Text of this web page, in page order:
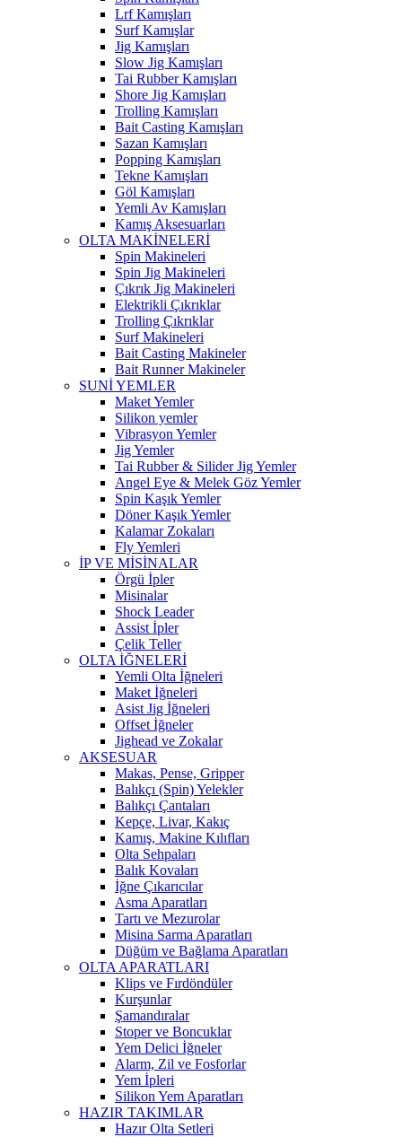
Lrf Kamışları
Surf Kamışlar
Jig Kamışları
Slow Jig Kamışları
Tai Rubber Kamışları
Shore Jig Kamışları
Trolling Kamışları
Bait Casting Kamışları
Sazan Kamışları
Popping Kamışları
Tekne Kamışları
Göl Kamışları
Yemli Av Kamışları
Kamış Aksesuarları
OLTA MAKİNELERİ
Spin Makineleri
Spin Jig Makineleri
Çıkrık Jig Makineleri
Elektrikli Çıkrıklar
Trolling Çıkrıklar
Surf Makineleri
Bait Casting Makineler
Bait Runner Makineler
SUNİ YEMLER
Maket Yemler
Silikon yemler
Vibrasyon Yemler
Jig Yemler
Tai Rubber & Silider Jig Yemler
Angel Eye & Melek Göz Yemler
Spin Kaşık Yemler
Döner Kaşık Yemler
Kalamar Zokaları
Fly Yemleri
İP VE MİSİNALAR
Örgü İpler
Misinalar
Shock Leader
Assist İpler
Çelik Teller
OLTA İĞNELERİ
Yemli Olta İğneleri
Maket İğneleri
Asist Jig İğneleri
Offset İğneler
Jighead ve Zokalar
AKSESUAR
Makas, Pense, Gripper
Balıkçı (Spin) Yelekler
Balıkçı Çantaları
Kepçe, Livar, Kakıç
Kamış, Makine Kılıfları
Olta Sehpaları
Balık Kovaları
İğne Çıkarıcılar
Asma Aparatları
Tartı ve Mezurolar
Misina Sarma Aparatları
Düğüm ve Bağlama Aparatları
OLTA APARATLARI
Klips ve Fırdöndüler
Kurşunlar
Şamandıralar
Stoper ve Boncuklar
Yem Delici İğneler
Alarm, Zil ve Fosforlar
Yem İpleri
Silikon Yem Aparatları
HAZIR TAKIMLAR
Hazır Olta Setleri